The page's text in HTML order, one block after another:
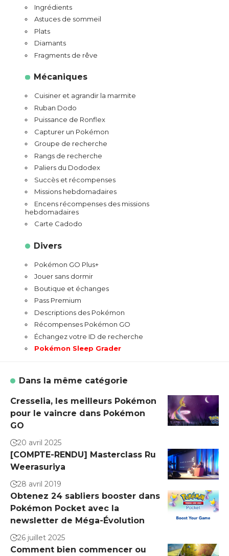
Ingrédients
Astuces de sommeil
Plats
Diamants
Fragments de rêve
Mécaniques
Cuisiner et agrandir la marmite
Ruban Dodo
Puissance de Ronflex
Capturer un Pokémon
Groupe de recherche
Rangs de recherche
Paliers du Dododex
Succès et récompenses
Missions hebdomadaires
Encens récompenses des missions
hebdomadaires
Carte Cadodo
Divers
Pokémon GO Plus+
Jouer sans dormir
Boutique et échanges
Pass Premium
Descriptions des Pokémon
Récompenses Pokémon GO
Échangez votre ID de recherche
Pokémon Sleep Grader
Dans la même catégorie
Cresselia, les meilleurs Pokémon
pour le vaincre dans Pokémon
GO
20 avril 2025
[COMPTE-RENDU] Masterclass Ru
Weerasuriya
28 avril 2019
Obtenez 24 sabliers booster dans
Pokémon Pocket avec la
newsletter de Méga-Évolution
26 juillet 2025
Comment bien commencer ou